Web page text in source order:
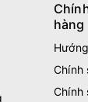
hàng
Chính
Chính